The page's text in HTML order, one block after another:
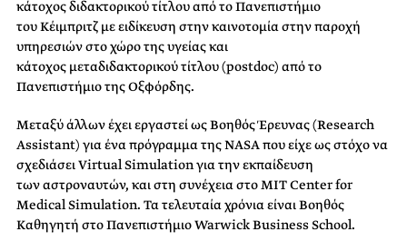
κάτοχος διδακτορικού τίτλου από το Πανεπιστήμιο
τουΚέιμπριτζ με ειδίκευση στην καινοτομία​στηνπαροχή
υπηρεσιώνστοχώρο της υγείας​και
κάτοχος μεταδιδακτορικούτίτλου (postdoc​) από το
Πανεπιστήμιο τηςΟξφόρδης.​
Μεταξύ άλλων έχει εργαστεί ως Βοηθός Έρευνας (​Research
Assistant​)​ γιαέναπρόγραμμα της NASA​πουείχε ως στόχο να
σχεδιάσει Virtual Simulation για​τηνεκπαίδευση
τωναστροναυτών, και στη συνέχεια στο​MITCenter for
MedicalSimulation​. Τα τελευταία χρόνια είναι Βοηθός
Καθηγητή στο Πανεπιστήμιο Warwick Business School.